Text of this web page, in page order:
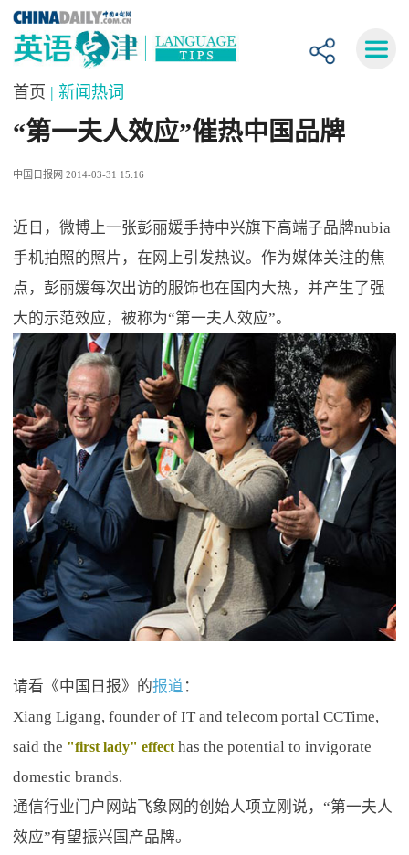
首页 | 新闻热词
“第一夫人效应”催热中国品牌
中国日报网 2014-03-31 15:16
近日，微博上一张彭丽媛手持中兴旗下高端子品牌nubia
手机拍照的照片，在网上引发热议。作为媒体关注的焦
点，彭丽媛每次出访的服饰也在国内大热，并产生了强
大的示范效应，被称为“第一夫人效应”。
请看《中国日报》的报道 ：
Xiang Ligang, founder of IT and telecom portal CCTime,
said the "first lady" effecthas the potential to invigorate
domestic brands.
通信行业门户网站飞象网的创始人项立刚说，“第一夫人
效应”有望振兴国产品牌。